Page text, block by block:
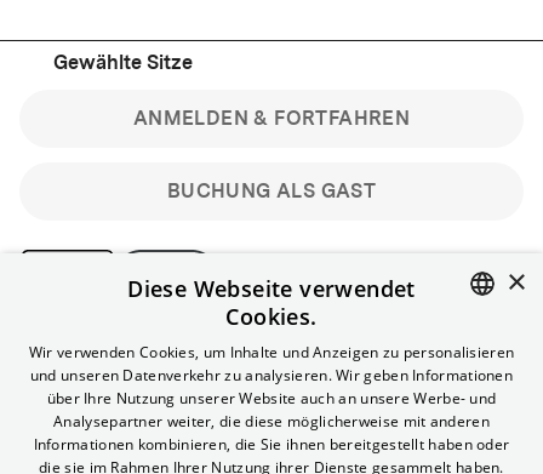
Gewählte Sitze
BUCHUNG ALS GAST
ANMELDEN & FORTFAHREN
Bitte beachte: Gastbuchungen sind nicht stornierbar.
Registriere dich kostenlos für bis zu 90 min vor Filmbeginn
stornierbare Tickets für reguläre Vorstellungen.
Unlimited-Mitglied? Melde dich an, um deine Benefits
nutzen zu können.
ENGLISH
×
Diese Webseite verwendet
Cookies.
Wir verwenden Cookies, um Inhalte und Anzeigen zu personalisieren
und unseren Datenverkehr zu analysieren. Wir geben Informationen
über Ihre Nutzung unserer Website auch an unsere Werbe- und
Analysepartner weiter, die diese möglicherweise mit anderen
Informationen kombinieren, die Sie ihnen bereitgestellt haben oder
die sie im Rahmen Ihrer Nutzung ihrer Dienste gesammelt haben.